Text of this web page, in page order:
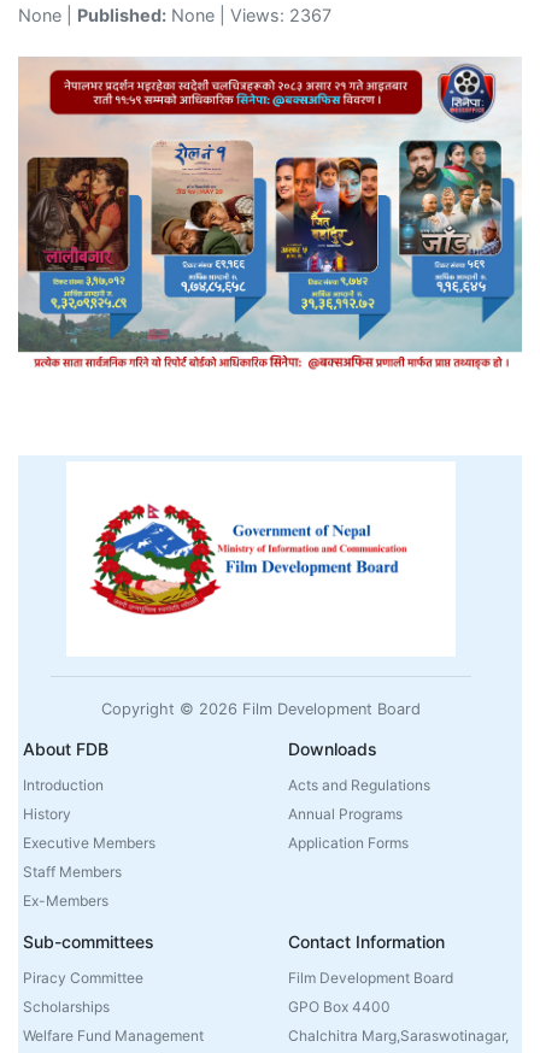
None | Published: None | Views: 2367
Copyright © 2026 Film Development Board
About FDB
Introduction
History
Executive Members
Staff Members
Ex-Members
Downloads
Acts and Regulations
Annual Programs
Application Forms
Sub-committees
Piracy Committee
Scholarships
Welfare Fund Management
Contact Information
Film Development Board
GPO Box 4400
Chalchitra Marg,Saraswotinagar,